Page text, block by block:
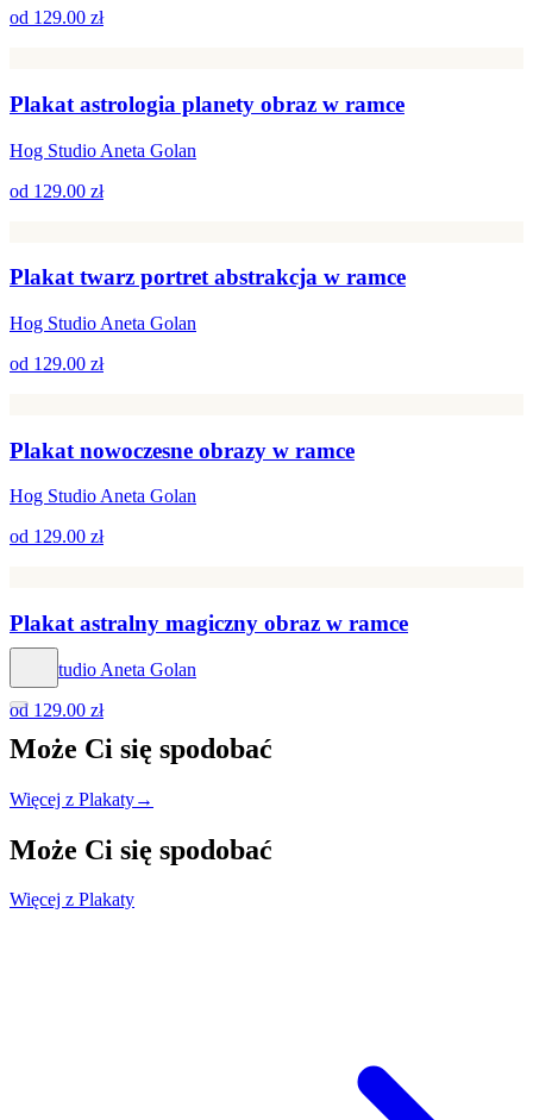
od 129.00 zł
Plakat astrologia planety obraz w ramce
Hog Studio Aneta Golan
od 129.00 zł
Plakat twarz portret abstrakcja w ramce
Hog Studio Aneta Golan
od 129.00 zł
Plakat nowoczesne obrazy w ramce
Hog Studio Aneta Golan
od 129.00 zł
Plakat astralny magiczny obraz w ramce
Hog Studio Aneta Golan
od 129.00 zł
Może Ci się spodobać
Więcej z Plakaty→
Może Ci się spodobać
Więcej z Plakaty